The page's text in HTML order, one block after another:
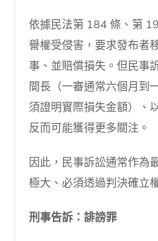
依據民法第 184 條、第
譽權受侵害，要求發布者
事、並賠償損失。但民事
間長（一審通常六個月到
須證明實際損失金額）、
反而可能獲得更多關注。
因此，民事訴訟通常作為
極大、必須透過判決確立
刑事告訴：誹謗罪